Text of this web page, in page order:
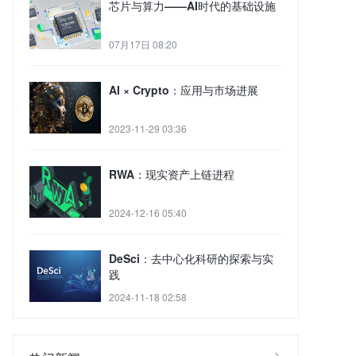
芯片与算力——AI时代的基础设施
07月17日 08:20
AI × Crypto：应用与市场进展
2023-11-29 03:36
RWA：现实资产上链进程
2024-12-16 05:40
DeSci：去中心化科研的探索与实
践
2024-11-18 02:58